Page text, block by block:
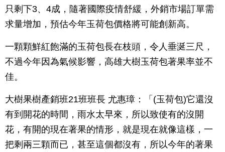
只剩下3、4成，隨著國際疫情舒緩，外銷市場訂單需
求量增加，預估今年玉荷包價格將可能創新高。
一顆顆鮮紅飽滿的玉荷包長在枝頭，令人垂涎三尺，
不過今年因為氣候影響，高雄大樹玉荷包著果率並不
佳。
大樹果樹產銷班21班班長 尤惠璋：「(玉荷包)它還沒
有到開花的時間，雨水太早來，所以致使有的沒開
花，有開的現在著果的情形，就是現在就像這樣，一
把剩兩三顆而已，甚至這個都沒有，所以今年的著果